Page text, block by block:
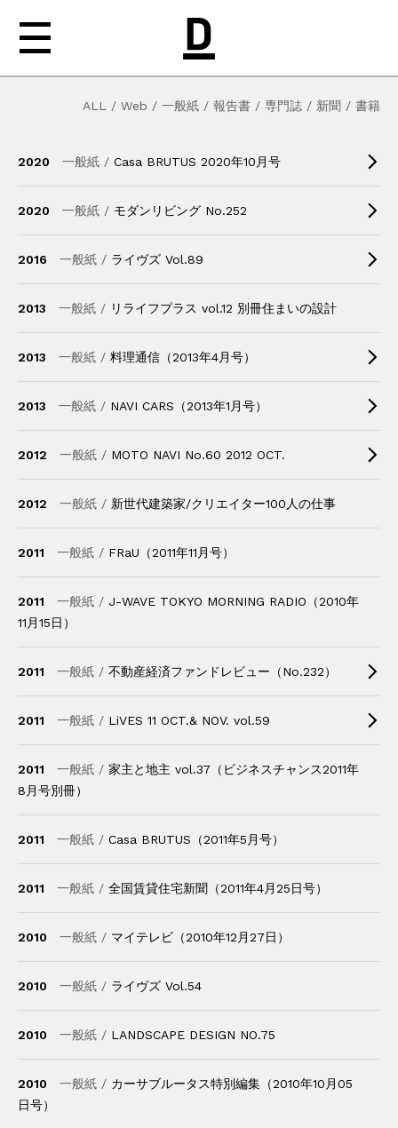
ABOUT
WORKS
MEDIA
CONTACT
ALL / Web / 一般紙 / 報告書 / 専門誌 / 新聞 / 書籍
2020 一般紙 / Casa BRUTUS 2020年10月号
2020 一般紙 / モダンリビング No.252
2016 一般紙 / ライヴズ Vol.89
2013 一般紙 / リライフプラス vol.12 別冊住まいの設計
2013 一般紙 / 料理通信（2013年4月号）
2013 一般紙 / NAVI CARS（2013年1月号）
2012 一般紙 / MOTO NAVI No.60 2012 OCT.
2012 一般紙 / 新世代建築家/クリエイター100人の仕事
2011 一般紙 / FRaU（2011年11月号）
2011 一般紙 / J-WAVE TOKYO MORNING RADIO（2010年
11月15日）
2011 一般紙 / 不動産経済ファンドレビュー（No.232）
2011 一般紙 / LiVES 11 OCT.& NOV. vol.59
2011 一般紙 / 家主と地主 vol.37（ビジネスチャンス2011年
8月号別冊）
2011 一般紙 / Casa BRUTUS（2011年5月号）
2011 一般紙 / 全国賃貸住宅新聞（2011年4月25日号）
2010 一般紙 / マイテレビ（2010年12月27日）
2010 一般紙 / ライヴズ Vol.54
2010 一般紙 / LANDSCAPE DESIGN NO.75
2010 一般紙 / カーサブルータス特別編集（2010年10月05
日号）